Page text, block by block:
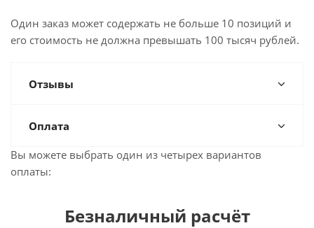
Один заказ может содержать не больше 10 позиций и
его стоимость не должна превышать 100 тысяч рублей.
Отзывы
Оплата
Вы можете выбрать один из четырех вариантов
оплаты:
Безналичный расчёт